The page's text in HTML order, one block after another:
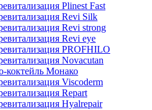
Plinest Fast
Revi Silk
Revi strong
Revi eye
PROFHILO
Novacutan
коктейль Монако
Viscoderm
Repart
Hyalrepair